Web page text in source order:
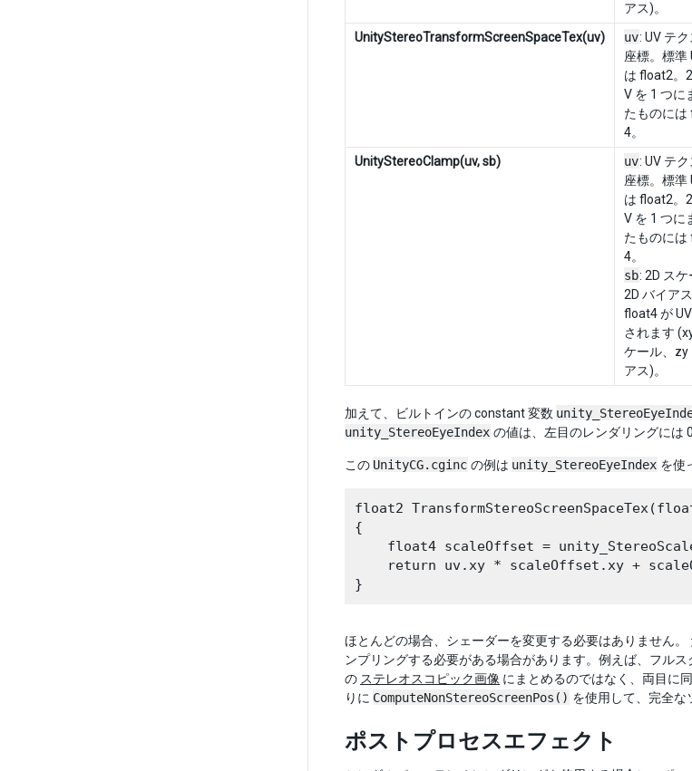
アス)。
UnityStereoTransformScreenSpaceTex(uv) uv: UV テ
座標。標準
は float2。
V を 1 つに
たものには
4。
UnityStereoClamp(uv, sb) uv: UV テ
座標。標準
は float2。
V を 1 つに
たものには
4。
sb: 2D スケ
2D バイア
float4 が
されます
ケール、zy
アス)。
加えて、ビルトインの constant 変数
unity_StereoEyeIndex の値は、左目のレンダリングには
この UnityCG.cginc の例は unity_StereoEyeIndex を使
float2
{
float4 scaleOffset =
return uv.xy * scaleOffset.xy +
ほとんどの場合、シェーダーを変更する必要はありません
ンプリングする必要がある場合があります。例えば、フル
の ステレオスコピック画像 にまとめるのではなく、両目に
りに ComputeNonStereoScreenPos() を使用して、完全な
ポストプロセスエフェクト